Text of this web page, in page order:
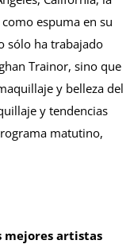
espuma en su
sólo ha trabajado
Trainor, sino que
y belleza del
y tendencias
matutino,
mejores artistas